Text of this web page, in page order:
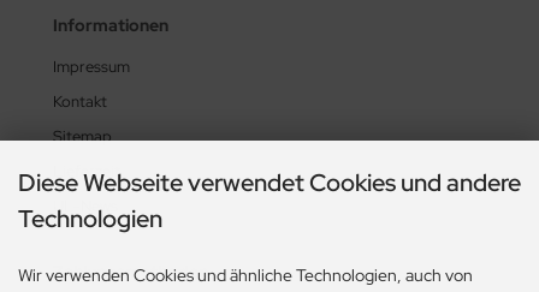
Informationen
Impressum
Kontakt
Sitemap
Lieferzeit
UL-News
Zahlungsmethoden
Diese Webseite verwendet Cookies und andere
Technologien
Wir verwenden Cookies und ähnliche Technologien, auch von